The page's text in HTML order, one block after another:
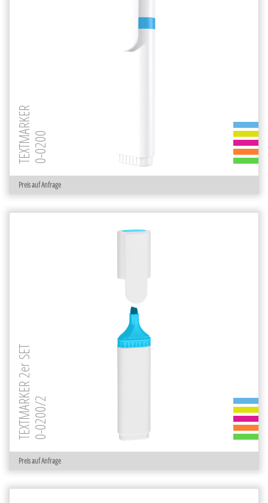
Preis auf Anfrage
TEXTMARKER0-0200
Preis auf Anfrage
TEXTMARKER 2er SET0-0200/2